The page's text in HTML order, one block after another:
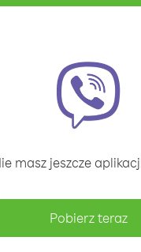
masz jeszcze
Pobierz teraz